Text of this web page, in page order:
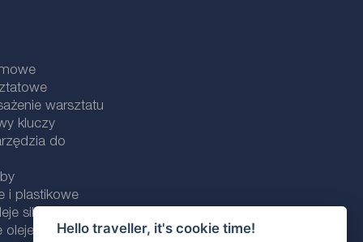
Hello traveller, it's cookie time!
warsztatu
kluczy
do
i plastikowe
silnikowe
oleje silnikowe